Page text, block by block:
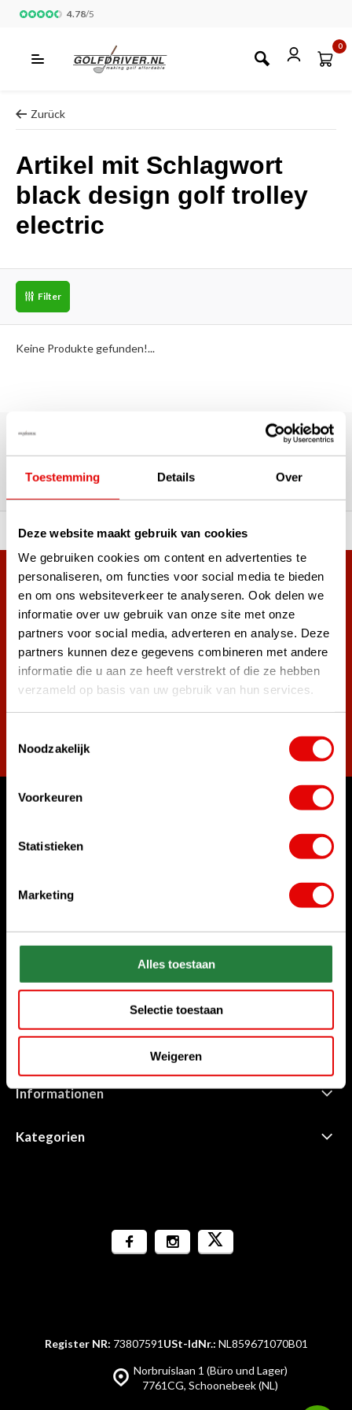
Toestemming Details Over
Deze website maakt gebruik van cookies
We gebruiken cookies om content en advertenties te
personaliseren, om functies voor social media te bieden
en om ons websiteverkeer te analyseren. Ook delen we
informatie over uw gebruik van onze site met onze
partners voor social media, adverteren en analyse. Deze
partners kunnen deze gegevens combineren met andere
informatie die u aan ze heeft verstrekt of die ze hebben
verzameld op basis van uw gebruik van hun services.
Noodzakelijk
Voorkeuren
Statistieken
Marketing
Alles toestaan
Selectie toestaan
Weigeren
4.78/5
0
Zurück
Artikel mit Schlagwort
black design golf trolley
electric
Filter
Keine Produkte gefunden!...
Über 180.000 Kunden | Über 5.000 Bewertungen | Trusted
Shops, TrustPilot, Google
Bewertungen: Das sagen unsere
Kunden
an Top-Marken! Vor 15:00 Uhr bestellt,
Mehr als 38.000 Kunden haben sich bereits
angemeldet.
Melde dich für den Newsletter an und verpasse nie wieder
die besten Golfangebote!
Start chat
Senden Sie uns eine E-Mail
sales@golfdriver.nl
Informationen
Kategorien
Norbruislaan 1 (Büro und Lager)
7761CG, Schoonebeek (NL)
Register NR: 73807591 USt-IdNr.: NL859671070B01